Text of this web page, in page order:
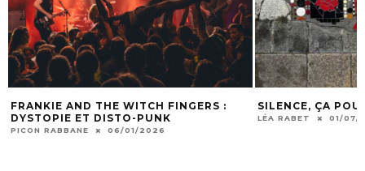
FRANKIE AND THE WITCH FINGERS :
DYSTOPIE ET DISTO-PUNK
PICON RABBANE 06/01/2026
SILENCE, ÇA
LÉA RABET 01/07/